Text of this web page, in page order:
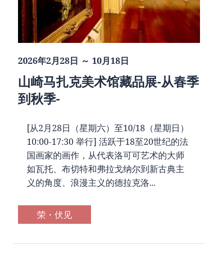
2026年2月28日 ～ 10月18日
山崎马扎克美术馆藏品展-从春季
到秋季-
[从2月28日（星期六）至10/18（星期日）
10:00-17:30 举行] 活跃于18至20世纪的法
国画家的画作，从代表洛可可艺术的大师
如瓦托、布切特和弗拉戈纳尔到新古典主
义的角度、浪漫主义的德拉克洛...
荣・伏见